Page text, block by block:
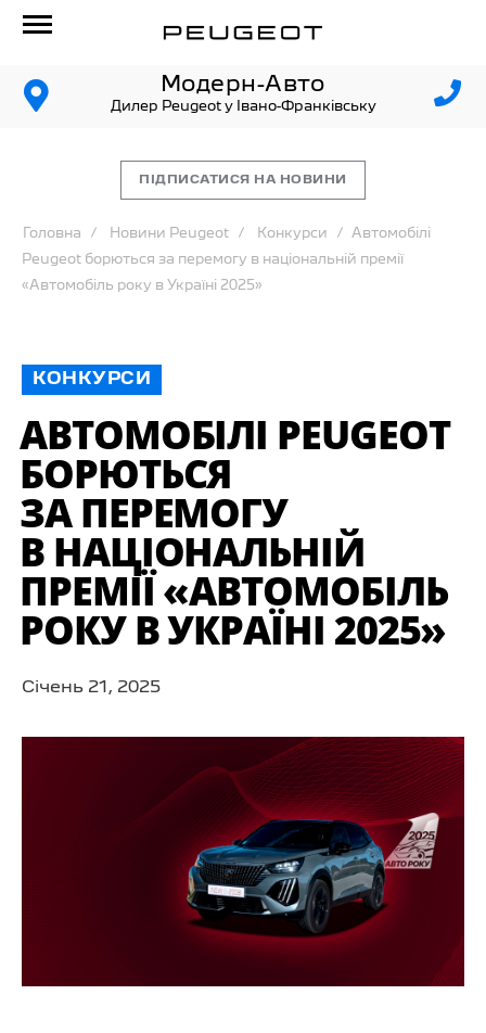
Модерн-Авто
Дилер Peugeot у Івано-Франківську
ПІДПИСАТИСЯ НА НОВИНИ
Головна Новини Peugeot Конкурси Автомобілі
Peugeot борються за перемогу в національній премії
«Автомобіль року в Україні 2025»
КОНКУРСИ
АВТОМОБІЛІ PEUGEOT
БОРЮТЬСЯ
ЗА ПЕРЕМОГУ
В НАЦІОНАЛЬНІЙ
ПРЕМІЇ «АВТОМОБІЛЬ
РОКУ В УКРАЇНІ 2025»
Cічень 21, 2025